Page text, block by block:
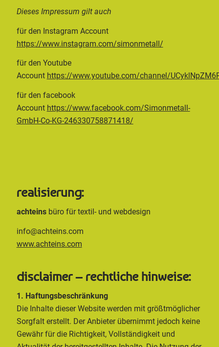
Dieses Impressum gilt auch
für den Instagram Account
https://www.instagram.com/simonmetall/
für den Youtube
Account https://www.youtube.com/channel/
für den facebook
Account https://www.facebook.com/Simonmetall-
GmbH-Co-KG-246330758871418/
realisierung:
achteins büro für textil- und webdesign
info@achteins.com
www.achteins.com
disclaimer – rechtliche hinweise:
1. Haftungsbeschränkung
Die Inhalte dieser Website werden mit größtmöglicher
Sorgfalt erstellt. Der Anbieter übernimmt jedoch keine
Gewähr für die Richtigkeit, Vollständigkeit und